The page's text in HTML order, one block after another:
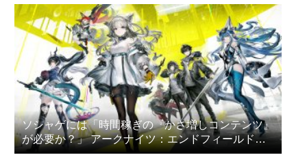
ソシャゲには「時間稼ぎの『かさ増しコンテンツ』
が必要か？」 アークナイツ：エンドフィールドの
プレイヤー達が議論